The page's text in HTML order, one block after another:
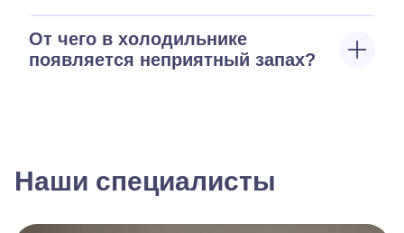
От чего в холодильнике
появляется неприятный запах?
Наши специалисты